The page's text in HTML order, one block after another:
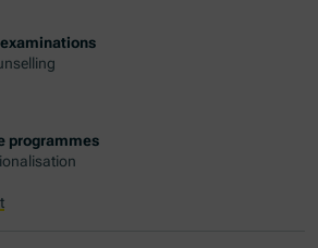
programmes